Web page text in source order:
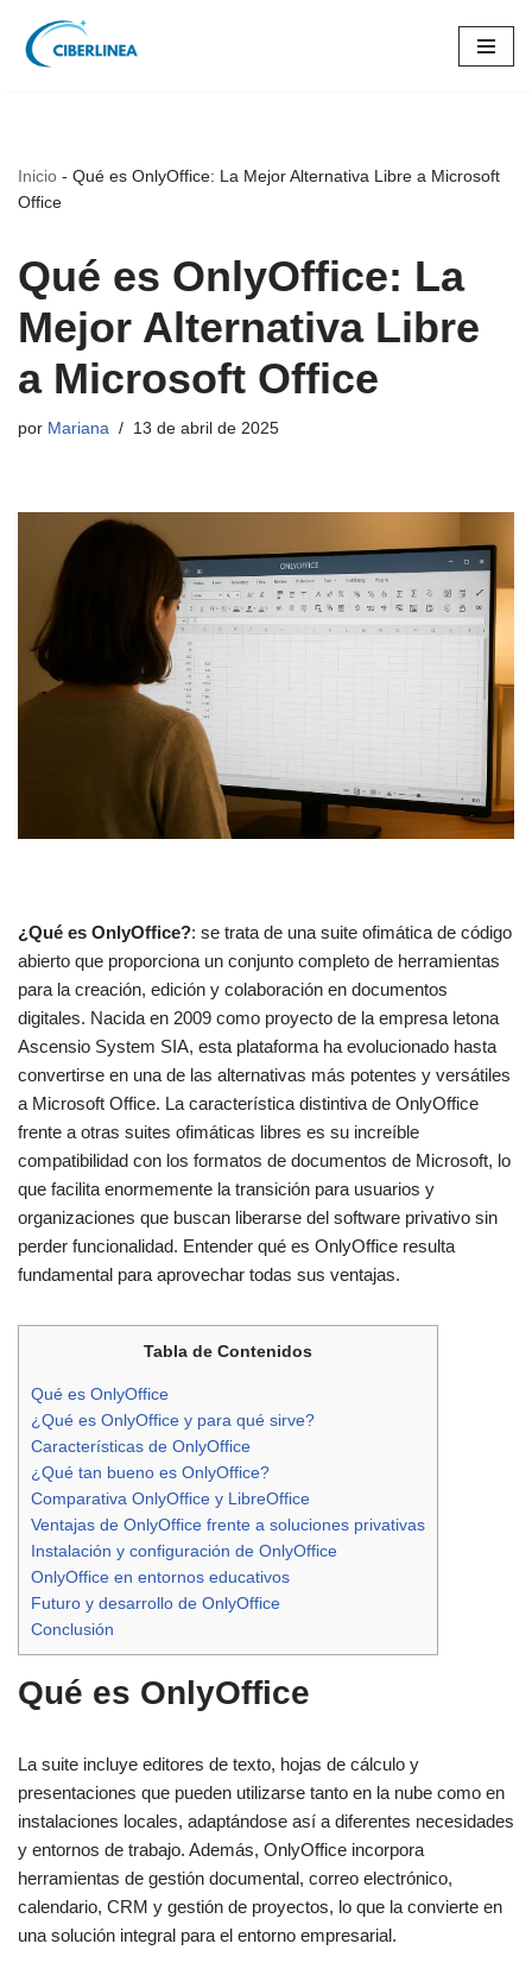
Saltar
Inicio - Qué es OnlyOffice: La Mejor Alternativa Libre a Microsoft
Office
Qué es OnlyOffice: La
Mejor Alternativa Libre
a Microsoft Office
por Mariana 13 de abril de 2025
¿Qué es OnlyOffice?: se trata de una suite ofimática de código
abierto que proporciona un conjunto completo de herramientas
para la creación, edición y colaboración en documentos
digitales. Nacida en 2009 como proyecto de la empresa letona
Ascensio System SIA, esta plataforma ha evolucionado hasta
convertirse en una de las alternativas más potentes y versátiles
a Microsoft Office. La característica distintiva de OnlyOffice
frente a otras suites ofimáticas libres es su increíble
compatibilidad con los formatos de documentos de Microsoft, lo
que facilita enormemente la transición para usuarios y
organizaciones que buscan liberarse del software privativo sin
perder funcionalidad. Entender qué es OnlyOffice resulta
fundamental para aprovechar todas sus ventajas.
Tabla de Contenidos
Qué es OnlyOffice
¿Qué es OnlyOffice y para qué sirve?
Características de OnlyOffice
¿Qué tan bueno es OnlyOffice?
Comparativa OnlyOffice y LibreOffice
Ventajas de OnlyOffice frente a soluciones privativas
Instalación y configuración de OnlyOffice
OnlyOffice en entornos educativos
Futuro y desarrollo de OnlyOffice
Conclusión
Qué es OnlyOffice
La suite incluye editores de texto, hojas de cálculo y
presentaciones que pueden utilizarse tanto en la nube como en
instalaciones locales, adaptándose así a diferentes necesidades
y entornos de trabajo. Además, OnlyOffice incorpora
herramientas de gestión documental, correo electrónico,
calendario, CRM y gestión de proyectos, lo que la convierte en
una solución integral para el entorno empresarial.